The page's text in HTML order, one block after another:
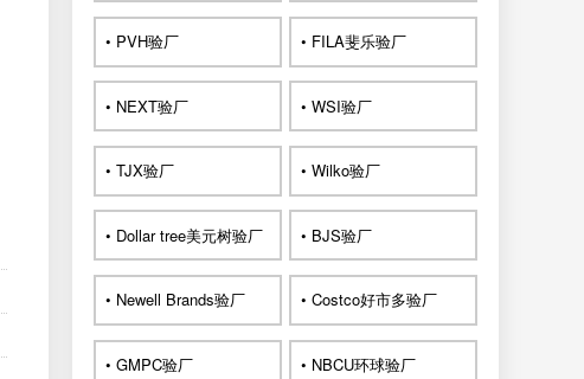
• PVH验厂 • FILA斐乐验厂
• NEXT验厂 • WSI验厂
• TJX验厂 • Wilko验厂
• Dollar tree美元树验厂 • BJS验厂
• Newell Brands验厂 • Costco好市多验厂
• GMPC验厂 • NBCU环球验厂